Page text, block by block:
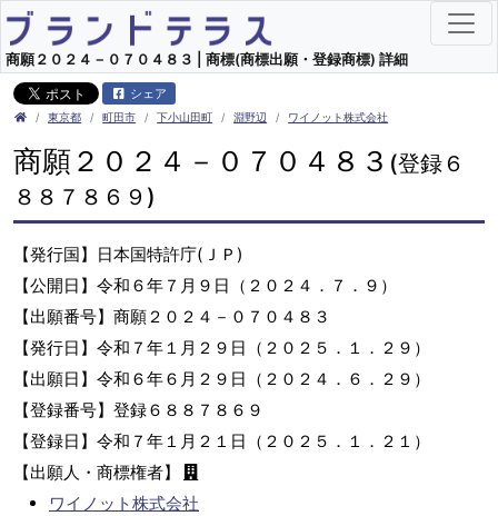
商願２０２４－０７０４８３ | 商標(商標出願・登録商標) 詳細
シェア
東京都 町田市 下小山田町 淵野辺 ワイノット株式会社
商願２０２４－０７０４８３ (登録６
８８７８６９)
【発行国】日本国特許庁(ＪＰ)
【公開日】令和６年７月９日（２０２４．７．９）
【出願番号】商願２０２４－０７０４８３
【発行日】令和７年１月２９日（２０２５．１．２９）
【出願日】令和６年６月２９日（２０２４．６．２９）
【登録番号】登録６８８７８６９
【登録日】令和７年１月２１日（２０２５．１．２１）
【出願人・商標権者】
ワイノット株式会社